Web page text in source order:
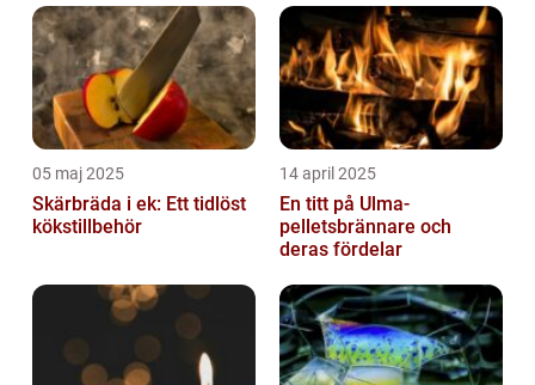
05 maj 2025
Skärbräda i ek: Ett tidlöst
kökstillbehör
14 april 2025
En titt på Ulma-
pelletsbrännare och
deras fördelar